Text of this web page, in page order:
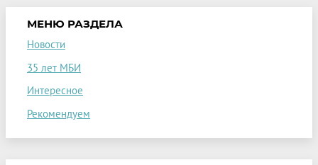
МЕНЮ РАЗДЕЛА
Новости
35 лет МБИ
Интересное
Рекомендуем